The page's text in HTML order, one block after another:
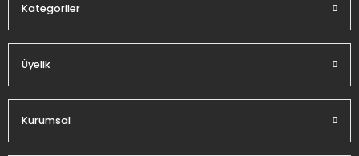
Kategoriler
Üyelik
Kurumsal